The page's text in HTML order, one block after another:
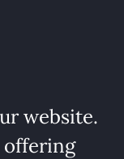
website.
offering